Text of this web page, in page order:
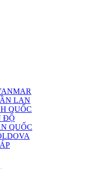
LAN
QUỐC
ĐỘ
QUỐC